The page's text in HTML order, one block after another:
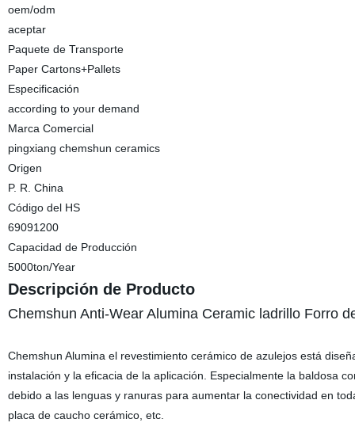
oem/odm
aceptar
Paquete de Transporte
Paper Cartons+Pallets
Especificación
according to your demand
Marca Comercial
pingxiang chemshun ceramics
Origen
P. R. China
Código del HS
69091200
Capacidad de Producción
5000ton/Year
Descripción de Producto
Chemshun Anti-Wear Alumina Ceramic ladrillo Forro
Chemshun Alumina el revestimiento cerámico de azulejos está
instalación y la eficacia de la aplicación. Especialmente la baldosa
debido a las lenguas y ranuras para aumentar la conectividad en
placa de caucho cerámico, etc.